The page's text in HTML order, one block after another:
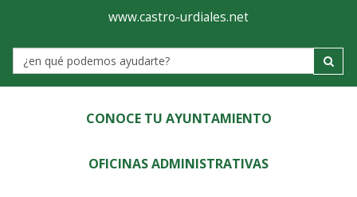
Ayuntamiento
de
Castro-
Urdiales
www.castro-urdiales.net
Label
CONOCE TU AYUNTAMIENTO
OFICINAS ADMINISTRATIVAS